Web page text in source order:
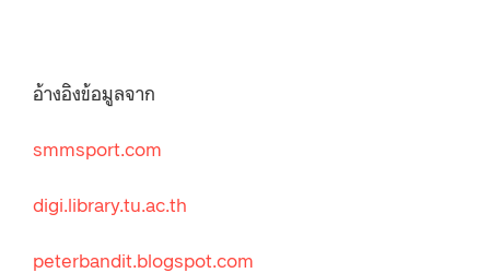
อ้างอิงข้อมูลจาก
smmsport.com
digi.library.tu.ac.th
peterbandit.blogspot.com